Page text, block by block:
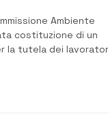
Ambiente
costituzione di un
la tutela dei
annuncio di Sasol di